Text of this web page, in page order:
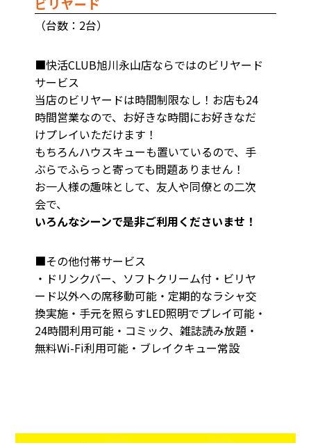
ビリヤード
（台数：2台）
■快活CLUB旭川永山店ならではのビリヤード
サービス
当店のビリヤードは時間制限なし！お店も24
時間営業なので、お好きな時間にお好きなだ
けプレイいただけます！
もちろんハウスキューも置いているので、手
ぶらでふらっと寄っても問題ありません！
お一人様の趣味として、友人や同僚との二次
会で、
いろんなシーンで是非ご利用くださいませ！
■その他付帯サービス
・ドリンクバー、ソフトクリーム付・ビリヤ
ード以外への席移動可能・定期的なラシャ交
換実施・手元を照らすLED照明でプレイ可能・
24時間利用可能・コミック、雑誌読み放題・
無料Wi-Fi利用可能・ブレイクキュー常設